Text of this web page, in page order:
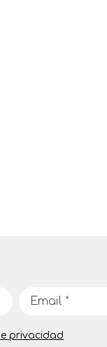
privacidad